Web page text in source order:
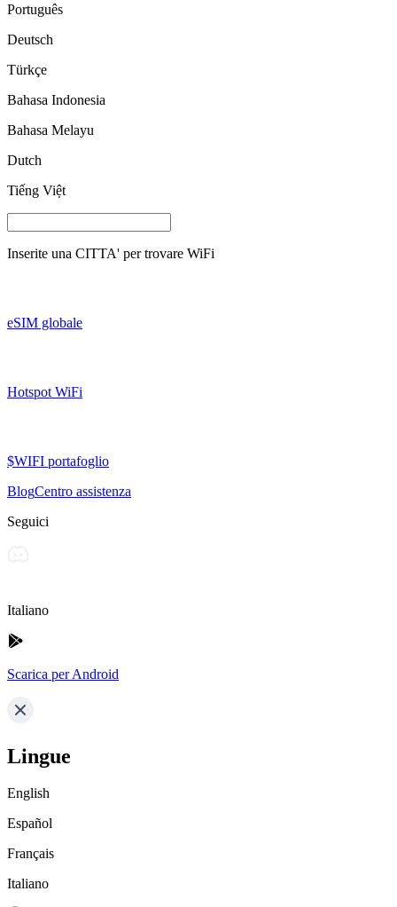
Português
Deutsch
Türkçe
Bahasa Indonesia
Bahasa Melayu
Dutch
Tiếng Việt
Inserite una CITTA' per trovare WiFi
eSIM globale
Hotspot WiFi
$WIFI portafoglio
BlogCentro assistenza
Seguici
Italiano
Scarica per Android
Lingue
English
Español
Français
Italiano